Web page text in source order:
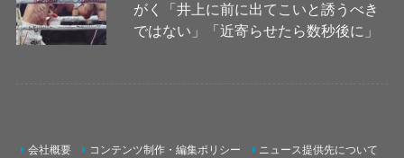
がく「井上に前に出てこいと誘うべき
ではない」「近寄らせたら数秒後に」
会社概要 コンテンツ制作・編集ポリシー ニュース提供先について